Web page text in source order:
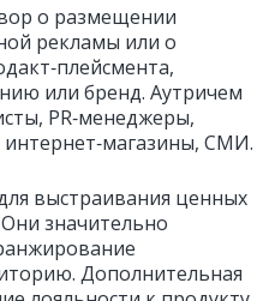
о размещении
рекламы или о
или бренд. Аутричем
PR‑менеджеры,
интернет‑магазины, СМИ.
выстраивания ценных
значительно
Дополнительная